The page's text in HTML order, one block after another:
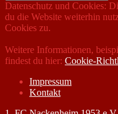
Datenschutz und Cookies:
du die Website weiterhin
Cookies zu.
Weitere Informationen,
findest du hier: Cookie-
Impressum
Kontakt